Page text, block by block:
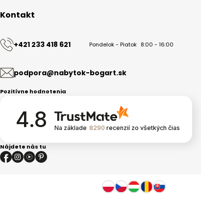
Kontakt
+421 233 418 621 Pondelok - Piatok 8:00 - 16:00
podpora@nabytok-bogart.sk
Pozitívne hodnotenia
4.8 Na základe 8290 recenzií zo všetkých čias
Nájdete nás tu